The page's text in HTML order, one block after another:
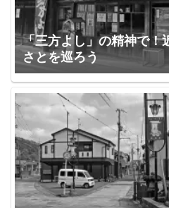
「三方よし」の精神で！
さとを巡ろう